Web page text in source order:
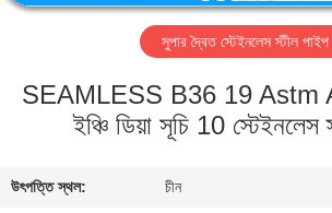
কারখানা
সুপার দ্বৈত স্টেইনলেস স্টীল পাইপ
SEAMLESS B36 19 Astm
ইঞ্চি ডিয়া সূচি 10 স্টেইনলেস
উৎপত্তি স্থল: চীন